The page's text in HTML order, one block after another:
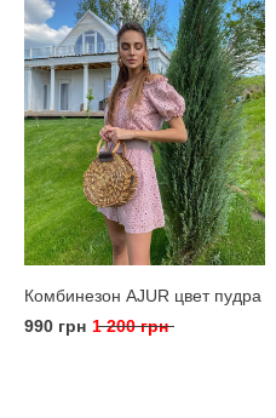
Комбинезон AJUR цвет пудра
990 грн 1 200 грн